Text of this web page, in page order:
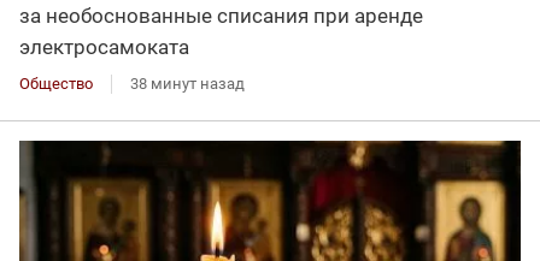
за необоснованные списания при аренде
электросамоката
Общество 38 минут назад